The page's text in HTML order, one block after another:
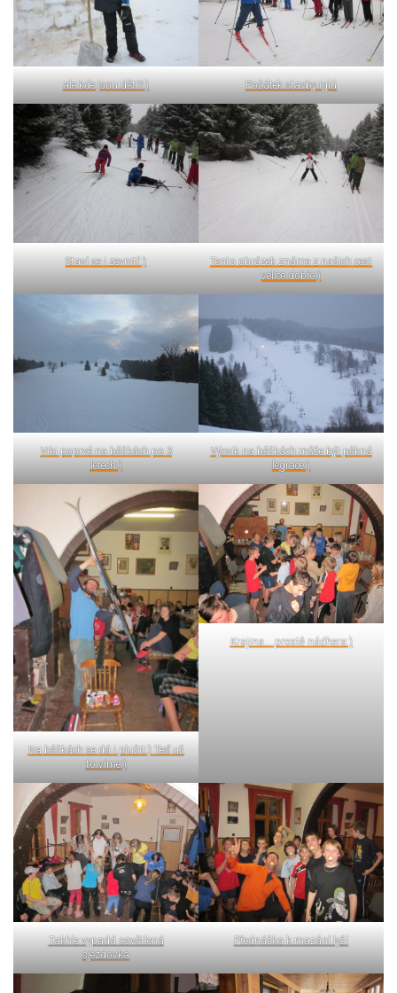
ale kde jsou děti?:) Počátek stavby iglú
Staví se i zevnitř:)
Tento obrázek známe z našich cest
velice dobře:)
Viki poprvé na běžkách po 3
letech:)
Výcvik na běžkách může být pěkná
legrace:)
Na běžkách se dá i plužit:) Teď už
to víme:)
Krajina....prostě nádhera:)
Takhle vypadá osvětlená
sjezdovka
Přednáška k mazání lyží